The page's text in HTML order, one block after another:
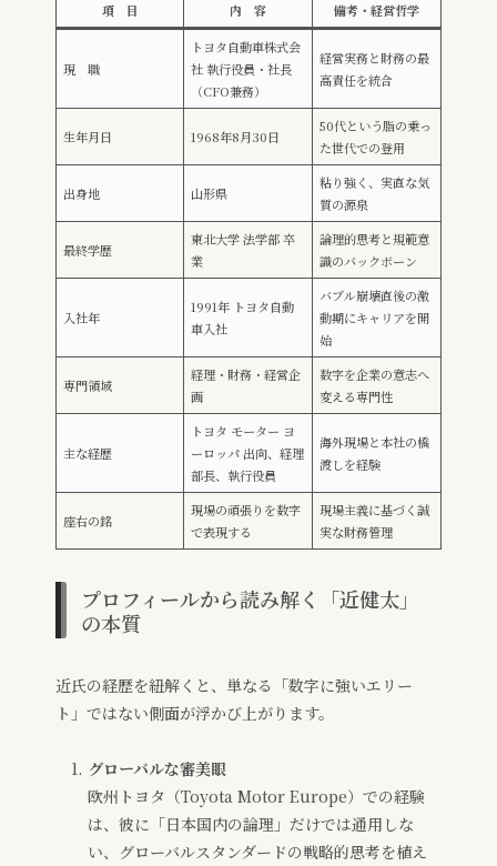
項 目 内 容 備考・経営哲学
現 職
トヨタ自動車株式会
社 執行役員・社長
（CFO兼務）
経営実務と財務の最
高責任を統合
生年月日 1968年8月30日
50代という脂の乗っ
た世代での登用
出身地 山形県
粘り強く、実直な気
質の源泉
最終学歴
東北大学 法学部 卒
業
論理的思考と規範意
識のバックボーン
入社年
1991年 トヨタ自動
車入社
バブル崩壊直後の激
動期にキャリアを開
始
専門領域
経理・財務・経営企
画
数字を企業の意志へ
変える専門性
主な経歴
トヨタ モーター ヨ
ーロッパ 出向、経理
部長、執行役員
海外現場と本社の橋
渡しを経験
座右の銘
現場の頑張りを数字
で表現する
現場主義に基づく誠
実な財務管理
プロフィールから読み解く「近健太」
の本質
近氏の経歴を紐解くと、単なる「数字に強いエリー
ト」ではない側面が浮かび上がります。
グローバルな審美眼
欧州トヨタ（Toyota Motor Europe）での経験
は、彼に「日本国内の論理」だけでは通用しな
い、グローバルスタンダードの戦略的思考を植え